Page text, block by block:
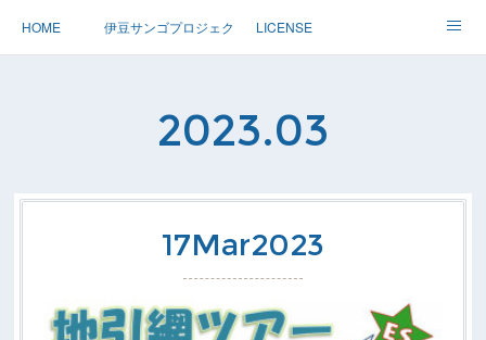
HOME 伊豆サンゴプロジェクト LICENSE
アースサウンドについて
2023.03
17Mar2023